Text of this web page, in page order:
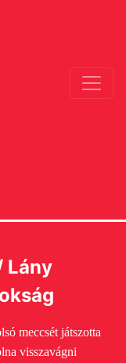
Lány
meccsét játszotta
visszavágni